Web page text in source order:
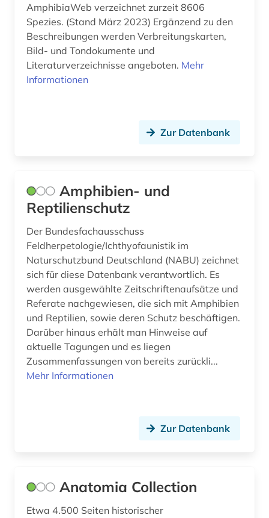
eln (1)
energieforschung (2)
entomologie (4)
enzymtechnologie (1)
epidemie (1)
epidemiologie (1)
epigenetik (1)
ernährung (1)
ernährungspolitik (1)
ernährungswissenschaft (4)
erziehung (1)
ethnobotanik (1)
eukaryonten (1)
AmphibiaWeb verzeichnet zurzeit 8606
Spezies. (Stand März 2023) Ergänzend zu den
Beschreibungen werden Verbreitungskarten,
Bild- und Tondokumente und
Literaturverzeichnisse angeboten. Mehr
Informationen
Zur Datenbank
Amphibien- und
Reptilienschutz
Der Bundesfachausschuss
Feldherpetologie/Ichthyofaunistik im
Naturschutzbund Deutschland (NABU) zeichnet
sich für diese Datenbank verantwortlich. Es
werden ausgewählte Zeitschriftenaufsätze und
Referate nachgewiesen, die sich mit Amphibien
und Reptilien, sowie deren Schutz beschäftigen.
Darüber hinaus erhält man Hinweise auf
aktuelle Tagungen und es liegen
Zusammenfassungen von bereits zurückli...
Mehr Informationen
Zur Datenbank
Anatomia Collection
Etwa 4.500 Seiten historischer